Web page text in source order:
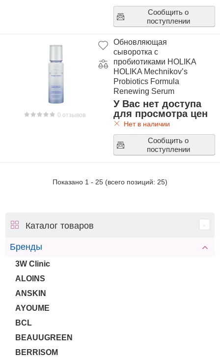
Сообщить о
поступлении
0 отзывов
Обновляющая
сыворотка с
пробиотиками HOLIKA
HOLIKA Mechnikov’s
Probiotics Formula
Renewing Serum
У Вас нет доступа
для просмотра цен
Нет в наличии
Сообщить о
поступлении
Показано 1 - 25 (всего позиций: 25)
Каталог товаров
Бренды
3W Clinic
ALOINS
ANSKIN
AYOUME
BCL
BEAUUGREEN
BERRISOM